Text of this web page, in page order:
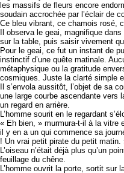
les massifs de fleurs encore
soudain accrochée par l’éclair de
Ce bleu vibrant, ce chamois rosé,
Il observa le geai, magnifique
sur la table, puis saisir vivement
Pour le geai, ce fut un instant de
instinctif d’une quête matinale.
métaphysique ou la gratitude
cosmiques. Juste la clarté simple
Il s’envola aussitôt, l’objet de sa
une large courbe ascendante vers
un regard en arrière.
L’homme sourit en le regardant
« Eh bien, » murmura-t-il à la vitre
il y en a un qui commence sa
! Un vrai petit pirate du petit matin.
L’oiseau n’était déjà plus qu’un
feuillage du chêne.
L’homme ouvrit la porte, sortit sur